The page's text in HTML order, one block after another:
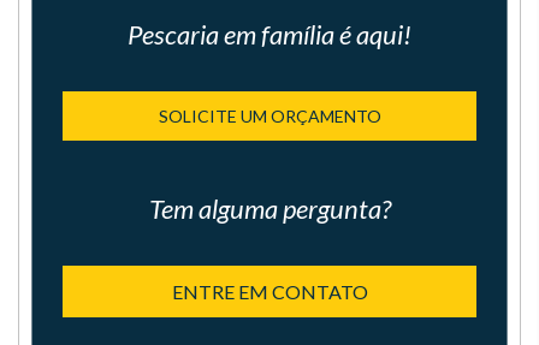
Pescaria em família é aqui!
SOLICITE UM ORÇAMENTO
Tem alguma pergunta?
ENTRE EM CONTATO